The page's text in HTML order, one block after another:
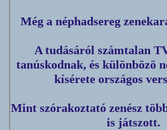
Még a néphadsereg
A tudásáról számtalan
tanúskodnak, és különbözö
kísérete országos
Mint szórakoztató zenész
is játszott.